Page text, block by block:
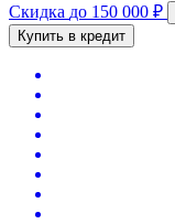
Скидка до 150 000 ₽
Купить в кредит